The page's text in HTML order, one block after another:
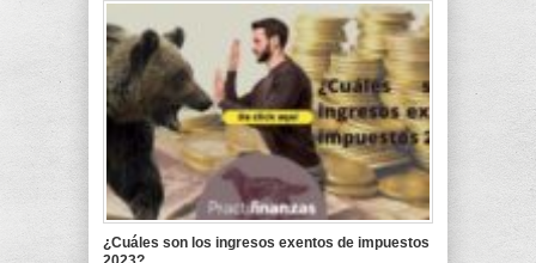
¿Cuáles son los ingresos exentos de impuestos